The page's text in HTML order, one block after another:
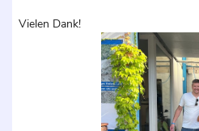
Vielen Dank!